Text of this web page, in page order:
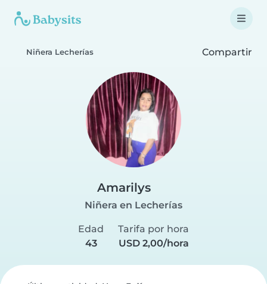
Niñera Lecherías Compartir
Amarilys
Niñera en Lecherías
Edad
43
Tarifa por hora
USD 2,00/hora